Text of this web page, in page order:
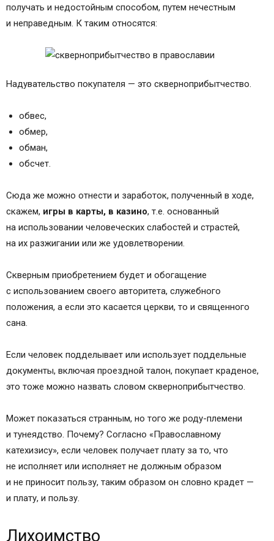
получать и недостойным способом, путем нечестным
и неправедным. К таким относятся:
Надувательство покупателя — это скверноприбытчество.
обвес,
обмер,
обман,
обсчет.
Сюда же можно отнести и заработок, полученный в ходе,
скажем, игры в карты, в казино, т.е. основанный
на использовании человеческих слабостей и страстей,
на их разжигании или же удовлетворении.
Скверным приобретением будет и обогащение
с использованием своего авторитета, служебного
положения, а если это касается церкви, то и священного
сана.
Если человек подделывает или использует поддельные
документы, включая проездной талон, покупает краденое,
это тоже можно назвать словом скверноприбытчество.
Может показаться странным, но того же роду-племени
и тунеядство. Почему? Согласно «Православному
катехизису», если человек получает плату за то, что
не исполняет или исполняет не должным образом
и не приносит пользу, таким образом он словно крадет —
и плату, и пользу.
Лихоимство